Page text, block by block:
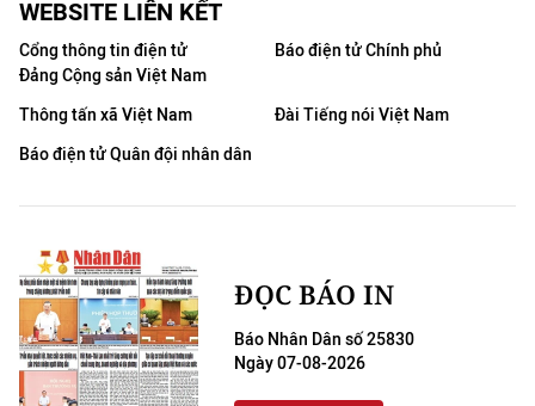
WEBSITE LIÊN KẾT
Cổng thông tin điện tử
Đảng Cộng sản Việt Nam
Báo điện tử Chính phủ
Thông tấn xã Việt Nam
Đài Tiếng nói Việt Nam
Báo điện tử Quân đội nhân dân
ĐỌC BÁO IN
Báo Nhân Dân số 25830
Ngày 07-08-2026